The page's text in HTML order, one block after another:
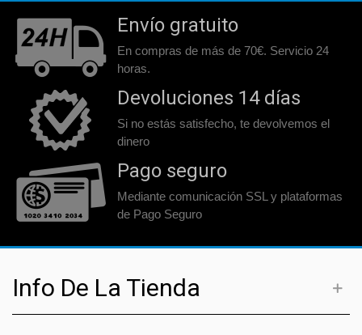
Envío gratuito
En compras de más de 70€. Servicio 24
horas.
Devoluciones 14 días
Si no estás satisfecho, te devolvemos el
dinero
Pago seguro
Mediante comunicación SSL y plataformas
de Pago Seguro
Info De La Tienda